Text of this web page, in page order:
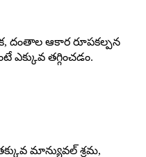
దంతాల ఆకార రూపకల్పన
ఎక్కువ తగ్గించడం.
మాన్యువల్ శ్రమ,